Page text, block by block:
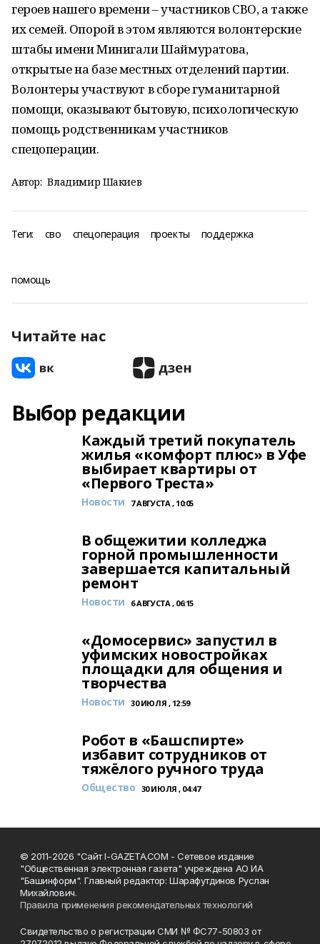
героев нашего времени – участников СВО, а также
их семей. Опорой в этом являются волонтерские
штабы имени Минигали Шаймуратова,
открытые на базе местных отделений партии.
Волонтеры участвуют в сборе гуманитарной
помощи, оказывают бытовую, психологическую
помощь родственникам участников
спецоперации.
Автор: Владимир Шакиев
Теги: сво спецоперация проекты поддержка
помощь
Читайте нас
Выбор редакции
Каждый третий покупатель
жилья «комфорт плюс» в Уфе
выбирает квартиры от
«Первого Треста»
Новости 7 АВГУСТА , 10:05
В общежитии колледжа
горной промышленности
завершается капитальный
ремонт
Новости 6 АВГУСТА , 06:15
«Домосервис» запустил в
уфимских новостройках
площадки для общения и
творчества
Новости 30 ИЮЛЯ , 12:59
Робот в «Башспирте»
избавит сотрудников от
тяжёлого ручного труда
Общество 30 ИЮЛЯ , 04:47
© 2011-2026 "Сайт I-GAZETA.COM - Сетевое издание
"Общественная электронная газета" учреждена АО ИА
"Башинформ". Главный редактор: Шарафутдинов Руслан
Михайлович.
Правила применения рекомендательных технологий
Свидетельство о регистрации СМИ № ФС77-50803 от